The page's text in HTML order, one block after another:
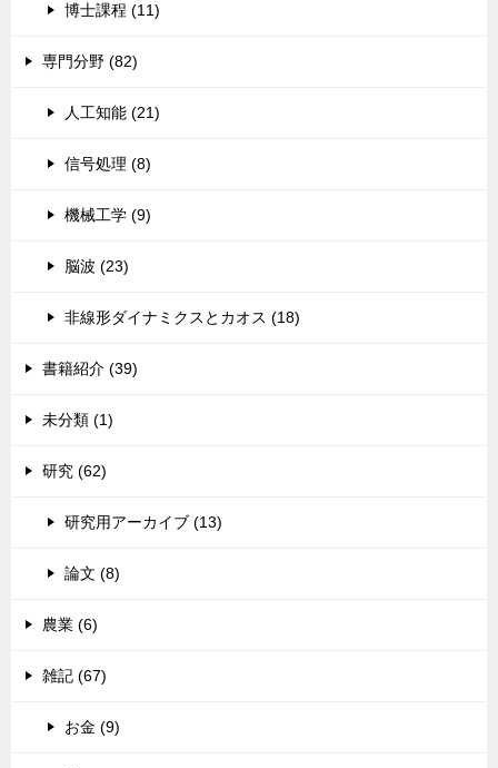
博士課程 (11)
専門分野 (82)
人工知能 (21)
信号処理 (8)
機械工学 (9)
脳波 (23)
非線形ダイナミクスとカオス (18)
書籍紹介 (39)
未分類 (1)
研究 (62)
研究用アーカイブ (13)
論文 (8)
農業 (6)
雑記 (67)
お金 (9)